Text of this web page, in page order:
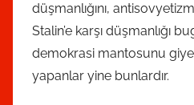
düşmanlığını,
Stalin’e karşı düşmanlığı
demokrasi mantosunu
yapanlar yine bunlardır.